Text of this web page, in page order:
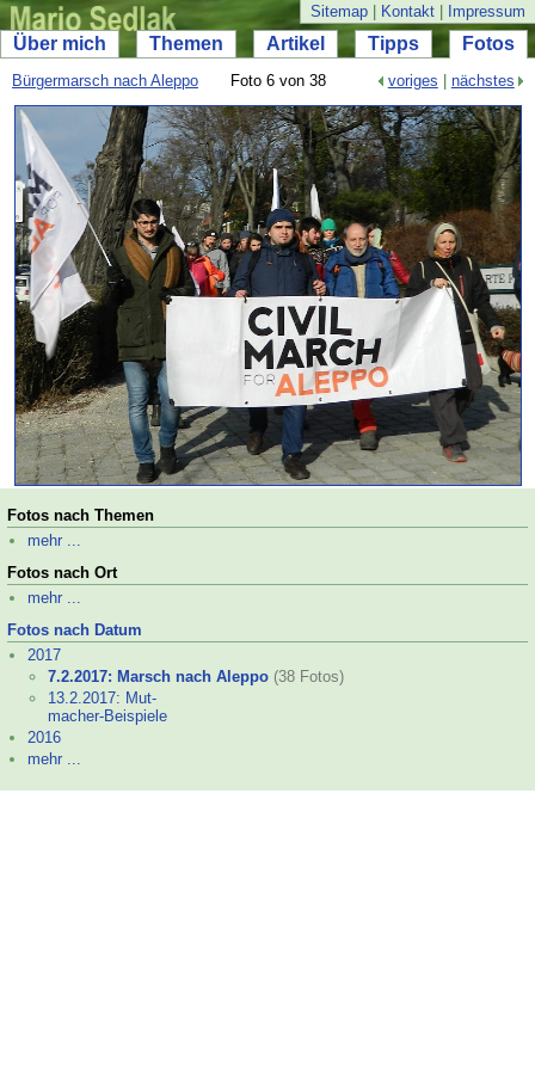
Sitemap Kontakt Impressum
Über mich Themen Artikel Tipps Fotos
Bürgermarsch nach Aleppo Foto 6 von 38 voriges nächstes
Fotos nach Themen
mehr ...
Fotos nach Ort
mehr ...
Fotos nach Datum
2017
7.2.2017: Marsch nach Aleppo (38 Fotos)
13.2.2017: Mut-
macher-Beispiele
2016
mehr ...